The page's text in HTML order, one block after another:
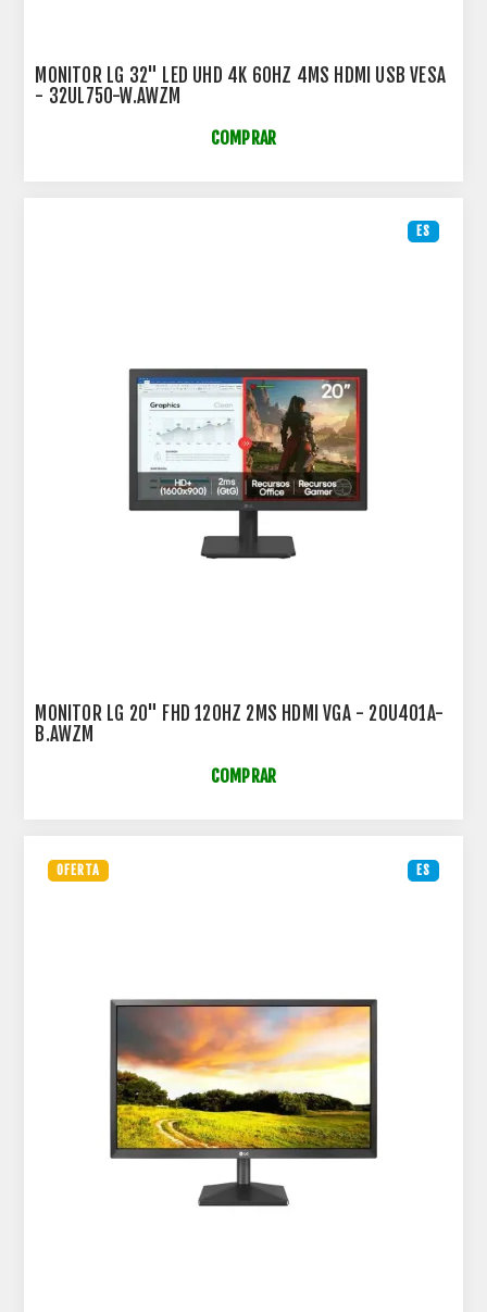
MONITOR LG 32" LED UHD 4K 60HZ 4MS HDMI USB VESA
- 32UL750-W.AWZM
COMPRAR
ES
MONITOR LG 20" FHD 120HZ 2MS HDMI VGA - 20U401A-
B.AWZM
COMPRAR
ES
OFERTA